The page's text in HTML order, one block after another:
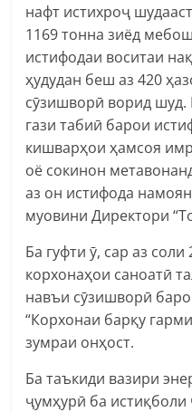
нафт истихроҷ
1169 тонна зиёд
истифодаи воситаи
ҳудудан беш аз 420
сӯзишворӣ ворид шуд.
гази табиӣ барои
кишварҳои ҳамсоя
оё сокинон
аз он истифода
муовини Директори
Ба гуфти ӯ, сар аз
корхонаҳои саноатӣ
навъи сӯзишворӣ
“Корхонаи барқу
зумраи онҳост.
Ба таъкиди вазири
ҷумҳурӣ ба